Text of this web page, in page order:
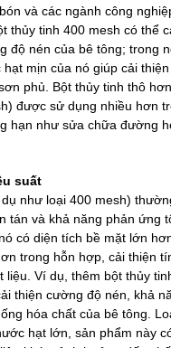
và các ngành công
thủy tinh 400 mesh có thể
độ nén của bê tông; trong
mịn của nó giúp cải
phủ. Bột thủy tinh thô
được sử dụng nhiều hơn
hạn như sửa chữa đường
suất
như loại 400 mesh)
tán và khả năng phản ứng
có diện tích bề mặt lớn
trong hỗn hợp, cải thiện
liệu. Ví dụ, thêm bột thủy
thiện cường độ nén, khả
hóa chất của bê tông.
hạt lớn, sản phẩm này